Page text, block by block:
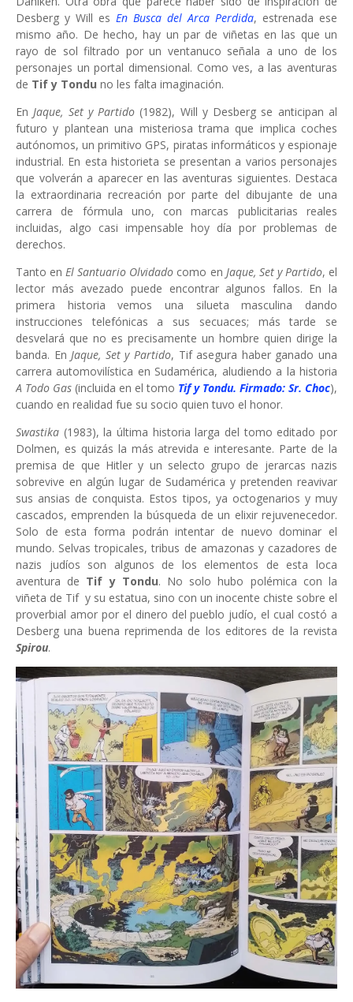
Desberg y Will es En Busca del Arca Perdida, estrenada ese
mismo año. De hecho, hay un par de viñetas en las que un
rayo de sol filtrado por un ventanuco señala a uno de los
personajes un portal dimensional. Como ves, a las aventuras
de Tif y Tondu no les falta imaginación.
EnJaque, Set y Partido (1982), Will y Desberg se anticipan al
futuro y plantean una misteriosa trama que implica coches
autónomos, un primitivo GPS, piratas informáticos y espionaje
industrial. En esta historieta se presentan a varios personajes
que volverán a aparecer en las aventuras siguientes. Destaca
la extraordinaria recreación por parte del dibujante de una
carrera de fórmula uno, con marcas publicitarias reales
incluidas, algo casi impensable hoy día por problemas de
derechos.
Tanto enEl Santuario Olvidado como en Jaque, Set y Partido, el
lector más avezado puede encontrar algunos fallos. En la
primera historia vemos una silueta masculina dando
instrucciones telefónicas a sus secuaces; más tarde se
desvelará que no es precisamente un hombre quien dirige la
banda. EnJaque, Set y Partido, Tif asegura haber ganado una
carrera automovilística en Sudamérica, aludiendo a la historia
A Todo Gas (incluida en el tomo Tif y Tondu. Firmado: Sr. Choc),
cuando en realidad fue su socio quien tuvo el honor.
Swastika (1983), la última historia larga del tomo editado por
Dolmen, es quizás la más atrevida e interesante. Parte de la
premisa de que Hitler y un selecto grupo de jerarcas nazis
sobrevive en algún lugar de Sudamérica y pretenden reavivar
sus ansias de conquista. Estos tipos, ya octogenarios y muy
cascados, emprenden la búsqueda de un elixir rejuvenecedor.
Solo de esta forma podrán intentar de nuevo dominar el
mundo. Selvas tropicales, tribus de amazonas y cazadores de
nazis judíos son algunos de los elementos de esta loca
aventura de Tif y Tondu. No solo hubo polémica con la
viñeta de Tif y su estatua, sino con un inocente chiste sobre el
proverbial amor por el dinero del pueblo judío, el cual costó a
Desberg una buena reprimenda de los editores de la revista
Spirou.